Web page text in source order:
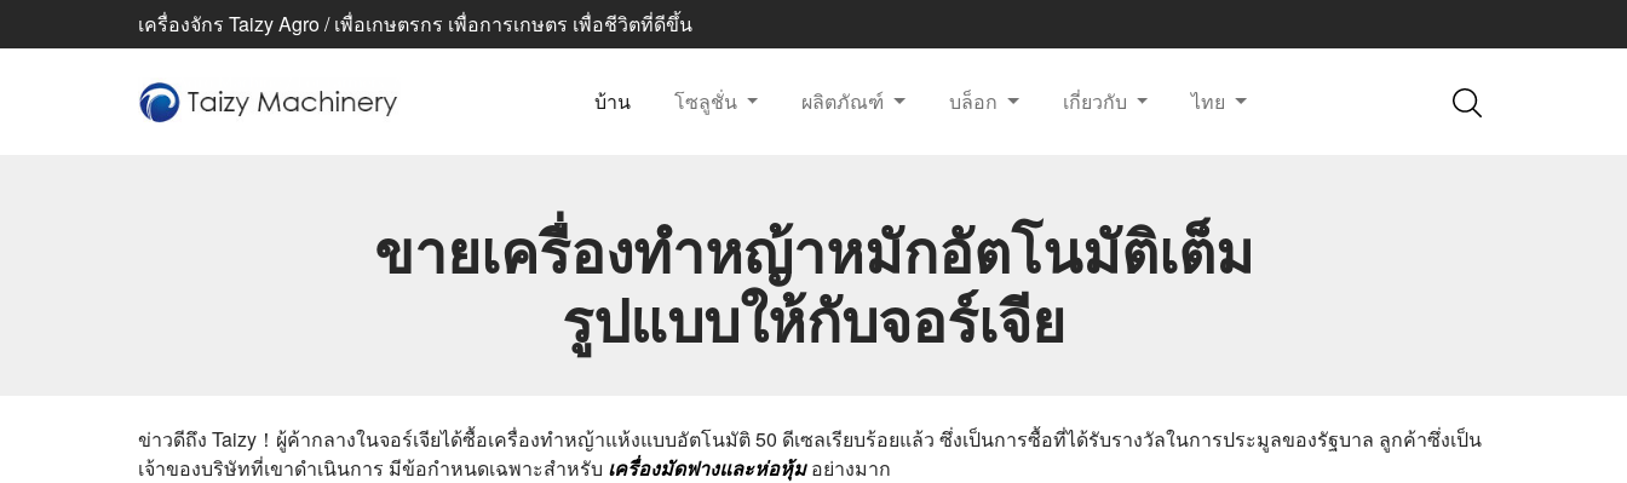
เครื่องจักร Taizy Agro / เพื่อเกษตรกร เพื่อการเกษตร เพื่อชีวิตที่ดีขึ้น
บ้าน โซลูชั่น ผลิตภัณฑ์ บล็อก เกี่ยวกับ ไทย
ขายเครื่องทำหญ้าหมักอัตโนมัติเต็ม
รูปแบบให้กับจอร์เจีย
ข่าวดีถึง Taizy！ผู้ค้ากลางในจอร์เจียได้ซื้อเครื่องทำหญ้าแห้งแบบอัตโนมัติ 50 ดีเซลเรียบร้อยแล้ว ซึ่งเป็นการซื้อที่ได้รับรางวัลในการประมูลของรัฐบาล ลูกค้าซึ่งเป็น
เจ้าของบริษัทที่เขาดำเนินการ มีข้อกำหนดเฉพาะสำหรับ เครื่องมัดฟางและห่อหุ้มอย่างมาก